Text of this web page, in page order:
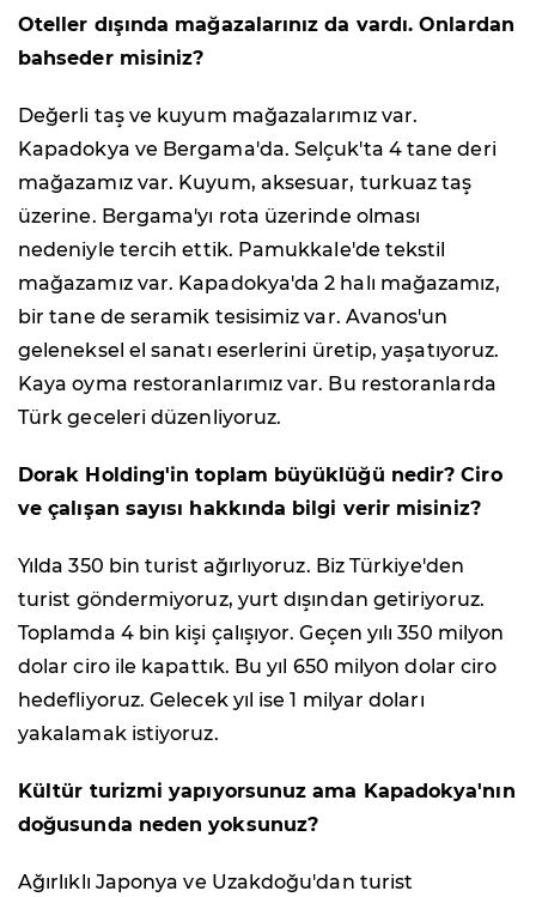
Oteller dışında mağazalarınız da vardı. Onlardan
bahseder misiniz?
Değerli taş ve kuyum mağazalarımız var.
Kapadokya ve Bergama'da. Selçuk'ta 4 tane deri
mağazamız var. Kuyum, aksesuar, turkuaz taş
üzerine. Bergama'yı rota üzerinde olması
nedeniyle tercih ettik. Pamukkale'de tekstil
mağazamız var. Kapadokya'da 2 halı mağazamız,
bir tane de seramik tesisimiz var. Avanos'un
geleneksel el sanatı eserlerini üretip, yaşatıyoruz.
Kaya oyma restoranlarımız var. Bu restoranlarda
Türk geceleri düzenliyoruz.
Dorak Holding'in toplam büyüklüğü nedir? Ciro
ve çalışan sayısı hakkında bilgi verir misiniz?
Yılda 350 bin turist ağırlıyoruz. Biz Türkiye'den
turist göndermiyoruz, yurt dışından getiriyoruz.
Toplamda 4 bin kişi çalışıyor. Geçen yılı 350 milyon
dolar ciro ile kapattık. Bu yıl 650 milyon dolar ciro
hedefliyoruz. Gelecek yıl ise 1 milyar doları
yakalamak istiyoruz.
Kültür turizmi yapıyorsunuz ama Kapadokya'nın
doğusunda neden yoksunuz?
Ağırlıklı Japonya ve Uzakdoğu'dan turist